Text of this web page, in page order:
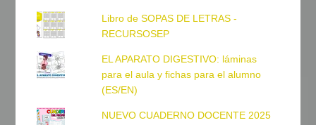
Libro de SOPAS DE LETRAS -
RECURSOSEP
EL APARATO DIGESTIVO: láminas
para el aula y fichas para el alumno
(ES/EN)
NUEVO CUADERNO DOCENTE 2025